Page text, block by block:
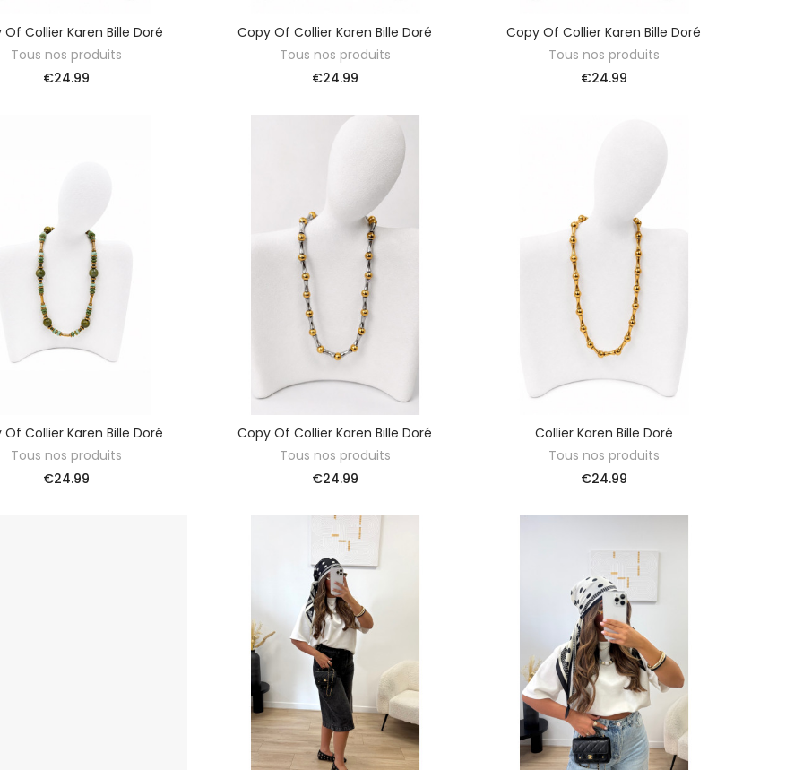
ADD TO BASKET
Of Collier Karen Bille Doré
Tous nos produits
€24.99
ADD TO BASKET
Copy Of Collier Karen Bille Doré
Tous nos produits
€24.99
ADD TO BASKET
Copy Of Collier Karen Bille Doré
Tous nos produits
€24.99
ADD TO BASKET
Of Collier Karen Bille Doré
Tous nos produits
€24.99
ADD TO BASKET
Copy Of Collier Karen Bille Doré
Tous nos produits
€24.99
ADD TO BASKET
Collier Karen Bille Doré
Tous nos produits
€24.99